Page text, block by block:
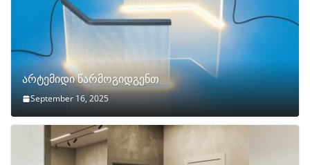
არტემიდი წარმოგიდგენთ
September 16, 2025